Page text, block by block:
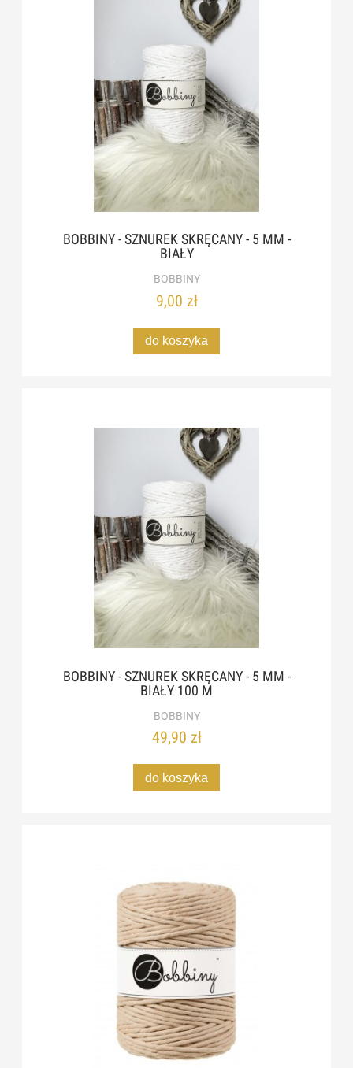
BOBBINY - SZNUREK SKRĘCANY - 5 MM -
BIAŁY
BOBBINY
9,00 zł
do koszyka
BOBBINY - SZNUREK SKRĘCANY - 5 MM -
BIAŁY 100 M
BOBBINY
49,90 zł
do koszyka